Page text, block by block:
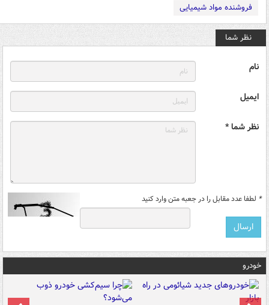
فروشنده مواد شیمیایی
نظر شما
نام
ایمیل
نظر شما *
* لطفا عدد مقابل را در جعبه متن وارد کنید
خودرو